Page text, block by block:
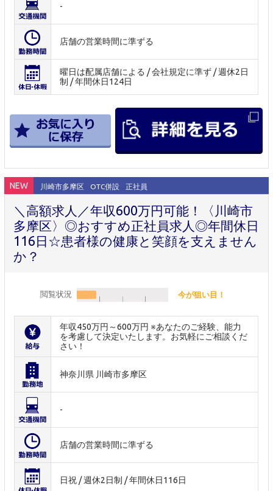
-
店舗の営業時間に準ずる
曜日は配属店舗による / 会社規定に準ず / 週休2日
制 / 年間休日124日
NEW 川崎市多摩区 OTC併設 正社員
＼高額求人／年収600万円可能！〈川崎市
多摩区〉◎おすすめ正社員求人◎年間休日
116日☆患者様の健康と笑顔を支えません
か？
閲覧状況 今が狙い目！
年収450万円～600万円 ※あなたのご経験、能力
を考慮して決定いたします。お気軽にご相談くだ
さい！
神奈川県 川崎市多摩区
-
店舗の営業時間に準ずる
日祝 / 週休2日制 / 年間休日116日